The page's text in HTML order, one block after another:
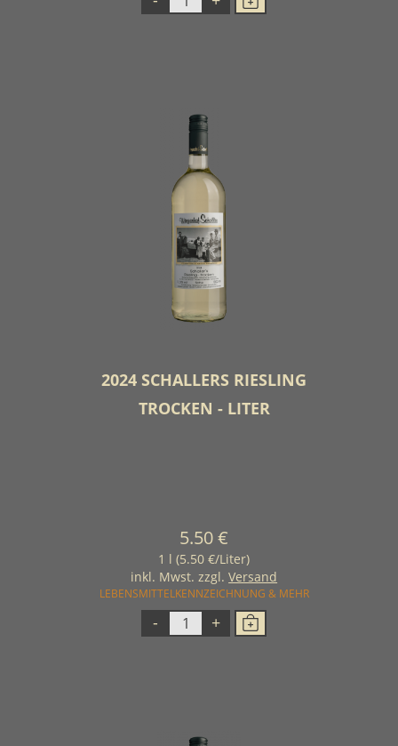
2024 SCHALLERS RIESLING
TROCKEN - LITER
5.50 €
1 l (5.50 €/Liter)
inkl. Mwst. zzgl.Versand
LEBENSMITTELKENNZEICHNUNG & MEHR
- +